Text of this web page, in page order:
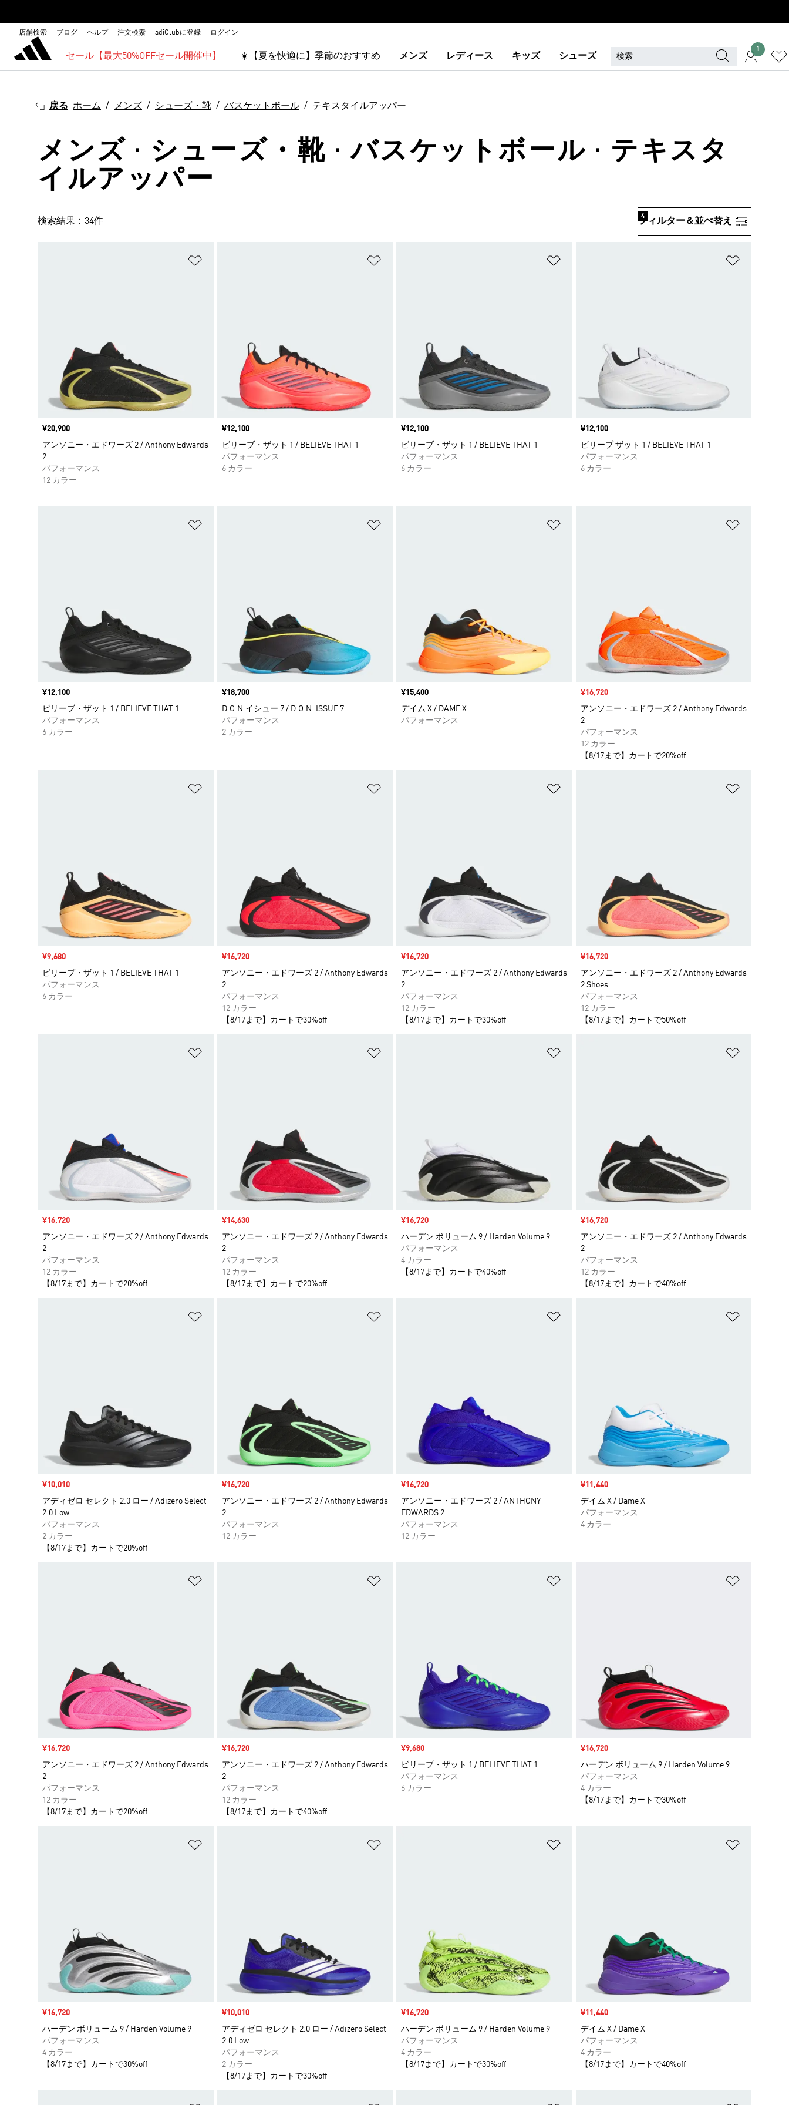
店舗検索 ブログ ヘルプ 注文検索 adiClubに登録 ログイン
セール【最大50%OFFセール開催中】 ☀️【夏を快適に】季節のおすすめ メンズ レディース キッズ シューズ
1
戻る ホーム メンズ シューズ・靴 バスケットボール テキスタイルアッパー
メンズ · シューズ・靴 · バスケットボール · テキスタ
イルアッパー
検索結果：34件 フィルター＆並べ替え
4
価格
¥20,900
アンソニー・エドワーズ 2 / Anthony Edwards
2
パフォーマンス
12 カラー
価格
¥12,100
ビリーブ・ザット 1 / BELIEVE THAT 1
パフォーマンス
6 カラー
価格
¥12,100
ビリーブ・ザット 1 / BELIEVE THAT 1
パフォーマンス
6 カラー
価格
¥12,100
ビリーブ ザット 1 / BELIEVE THAT 1
パフォーマンス
6 カラー
価格
¥12,100
ビリーブ・ザット 1 / BELIEVE THAT 1
パフォーマンス
6 カラー
価格
¥18,700
D.O.N.イシュー 7 / D.O.N. ISSUE 7
パフォーマンス
2 カラー
価格
¥15,400
デイム X / DAME X
パフォーマンス
セール価格
¥16,720
アンソニー・エドワーズ 2 / Anthony Edwards
2
パフォーマンス
12 カラー
【8/17まで】カートで20%off
セール価格
¥9,680
ビリーブ・ザット 1 / BELIEVE THAT 1
パフォーマンス
6 カラー
セール価格
¥16,720
アンソニー・エドワーズ 2 / Anthony Edwards
2
パフォーマンス
12 カラー
【8/17まで】カートで30%off
セール価格
¥16,720
アンソニー・エドワーズ 2 / Anthony Edwards
2
パフォーマンス
12 カラー
【8/17まで】カートで30%off
セール価格
¥16,720
アンソニー・エドワーズ 2 / Anthony Edwards
2 Shoes
パフォーマンス
12 カラー
【8/17まで】カートで50%off
セール価格
¥16,720
アンソニー・エドワーズ 2 / Anthony Edwards
2
パフォーマンス
12 カラー
【8/17まで】カートで20%off
セール価格
¥14,630
アンソニー・エドワーズ 2 / Anthony Edwards
2
パフォーマンス
12 カラー
【8/17まで】カートで20%off
セール価格
¥16,720
ハーデン ボリューム 9 / Harden Volume 9
パフォーマンス
4 カラー
【8/17まで】カートで40%off
セール価格
¥16,720
アンソニー・エドワーズ 2 / Anthony Edwards
2
パフォーマンス
12 カラー
【8/17まで】カートで40%off
セール価格
¥10,010
アディゼロ セレクト 2.0 ロー / Adizero Select
2.0 Low
パフォーマンス
2 カラー
【8/17まで】カートで20%off
セール価格
¥16,720
アンソニー・エドワーズ 2 / Anthony Edwards
2
パフォーマンス
12 カラー
セール価格
¥16,720
アンソニー・エドワーズ 2 / ANTHONY
EDWARDS 2
パフォーマンス
12 カラー
セール価格
¥11,440
デイム X / Dame X
パフォーマンス
4 カラー
セール価格
¥16,720
アンソニー・エドワーズ 2 / Anthony Edwards
2
パフォーマンス
12 カラー
【8/17まで】カートで20%off
セール価格
¥16,720
アンソニー・エドワーズ 2 / Anthony Edwards
2
パフォーマンス
12 カラー
【8/17まで】カートで40%off
セール価格
¥9,680
ビリーブ・ザット 1 / BELIEVE THAT 1
パフォーマンス
6 カラー
セール価格
¥16,720
ハーデン ボリューム 9 / Harden Volume 9
パフォーマンス
4 カラー
【8/17まで】カートで30%off
セール価格
¥16,720
ハーデン ボリューム 9 / Harden Volume 9
パフォーマンス
4 カラー
【8/17まで】カートで30%off
セール価格
¥10,010
アディゼロ セレクト 2.0 ロー / Adizero Select
2.0 Low
パフォーマンス
2 カラー
【8/17まで】カートで30%off
セール価格
¥16,720
ハーデン ボリューム 9 / Harden Volume 9
パフォーマンス
4 カラー
【8/17まで】カートで30%off
セール価格
¥11,440
デイム X / Dame X
パフォーマンス
4 カラー
【8/17まで】カートで40%off